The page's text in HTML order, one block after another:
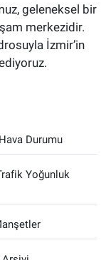
geleneksel bir
merkezidir.
İzmir’in
Durumu
Yoğunluk